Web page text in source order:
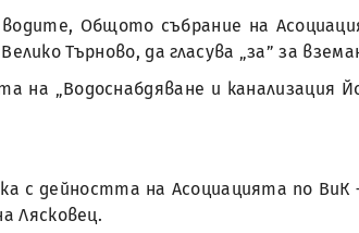
Общото събрание на
Търново, да гласува „за” за
на „Водоснабдяване и канализация
с дейността на Асоциацията по ВиК
Лясковец.